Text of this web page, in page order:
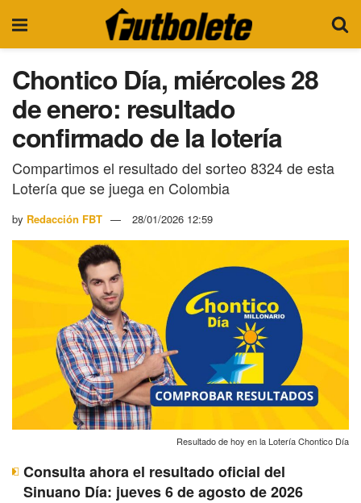
Chontico Día, miércoles 28
de enero: resultado
confirmado de la lotería
Compartimos el resultado del sorteo 8324 de esta
Lotería que se juega en Colombia
by Redacción FBT 28/01/2026 12:59
Resultado de hoy en la Lotería Chontico Día
Consulta ahora el resultado oficial del
Sinuano Día: jueves 6 de agosto de 2026